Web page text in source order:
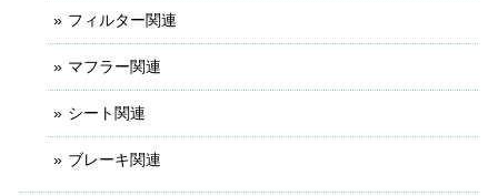
フィルター関連
マフラー関連
シート関連
ブレーキ関連